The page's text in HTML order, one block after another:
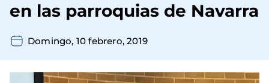
en las parroquias de Navarra
Domingo, 10 febrero, 2019